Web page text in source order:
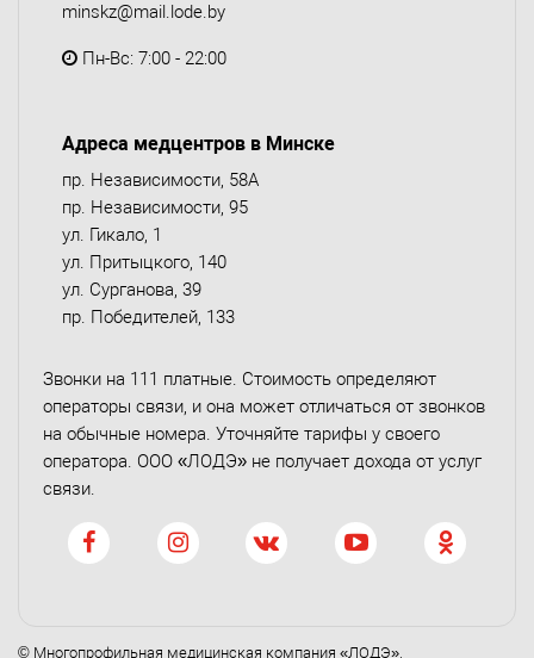
minskz@mail.lode.by
Пн-Вс: 7:00 - 22:00
Адреса медцентров в Минске
пр. Независимости, 58А
пр. Независимости, 95
ул. Гикало, 1
ул. Притыцкого, 140
ул. Сурганова, 39
пр. Победителей, 133
Звонки на 111 платные. Стоимость определяют
операторы связи, и она может отличаться от звонков
на обычные номера. Уточняйте тарифы у своего
оператора. ООО «ЛОДЭ» не получает дохода от услуг
связи.
© Многопрофильная медицинская компания «ЛОДЭ»,